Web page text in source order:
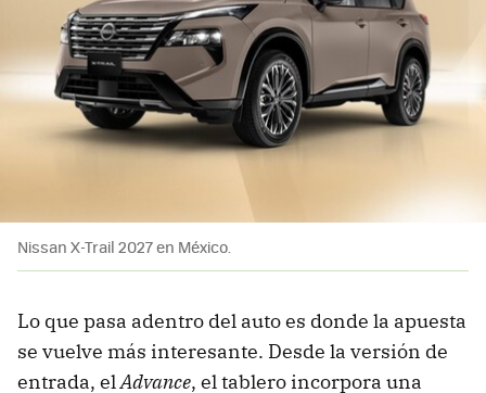
Nissan X-Trail 2027 en México.
Lo que pasa adentro del auto es donde la apuesta
se vuelve más interesante. Desde la versión de
entrada, elAdvance, el tablero incorpora una